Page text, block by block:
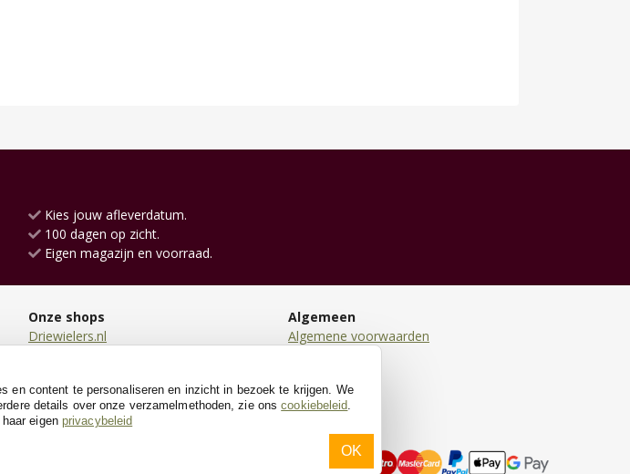
Kies jouw afleverdatum.
100 dagen op zicht.
Eigen magazijn en voorraad.
Onze shops
Driewielers.nl
TrampolineXL.nl
KinderfietsXL.nl
Poppenwagen.nl
Algemeen
Algemene voorwaarden
Cookies
en content te personaliseren en inzicht in bezoek te krijgen. We
details over onze verzamelmethoden, zie onscookiebeleid
eigen privacybeleid
OK